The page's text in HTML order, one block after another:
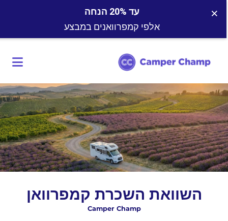
עד 20% הנחה
אלפי קמפרוואנים במבצע
×
השוואת השכרת קמפרוואן
Camper Champ